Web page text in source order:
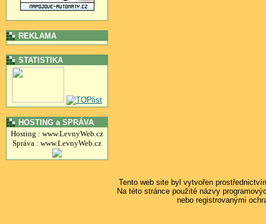
REKLAMA
STATISTIKA
HOSTING a SPRÁVA
Hosting : www.LevnyWeb.cz
Správa : www.LevnyWeb.cz
Tento web site byl vytvořen
Na této stránce použité názvy
nebo registrovanými